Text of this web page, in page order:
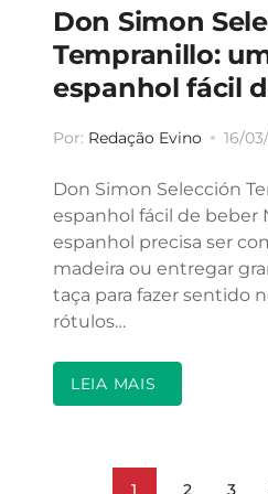
Don Simon
Tempranillo:
espanhol fácil
Por: Redação Evino 16/
Don Simon Selección
espanhol fácil de beber
espanhol precisa ser
madeira ou entregar
taça para fazer sentido
rótulos…
LEIA MAIS
1 2 3